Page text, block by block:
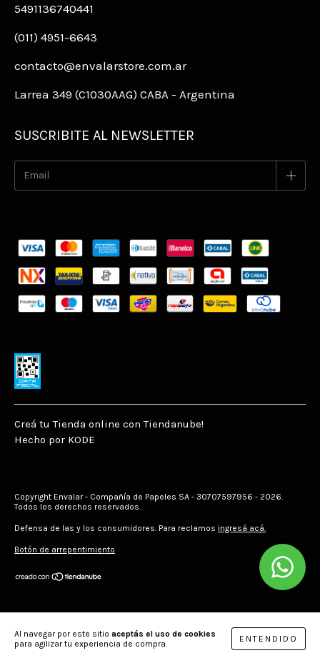
Al navegar por este sitio aceptás el uso de cookies
para agilizar tu experiencia de compra.
ENTENDIDO
5491136740441
(011) 4951-6643
contacto@envalarstore.com.ar
Larrea 349 (C1030AAG) CABA - Argentina
SUSCRIBITE AL NEWSLETTER
Creá tu Tienda online con Tiendanube!
Hecho por KODE
Copyright Envalar - Compañía de Papeles SA - 30707597956 - 2026.
Todos los derechos reservados.
Defensa de las y los consumidores. Para reclamos ingresá acá.
Botón de arrepentimiento